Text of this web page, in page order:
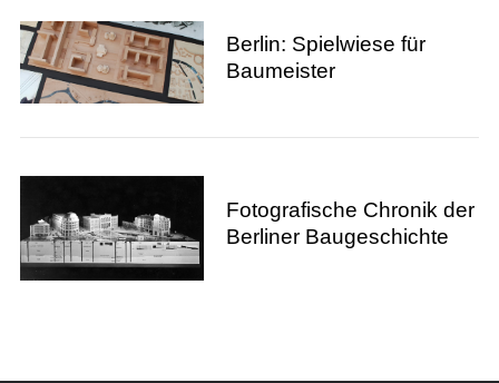
Berlin: Spielwiese für
Baumeister
Fotografische Chronik der
Berliner Baugeschichte